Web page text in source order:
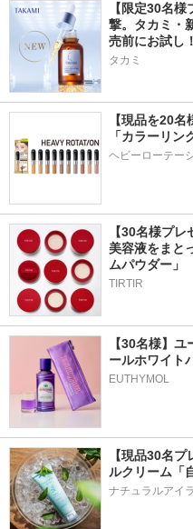
【限定30名
撃。タカミ・
売前にお試し！
タカミ
【現品を20
「カラーリン
ヘビーローテー
【30名様プ
美容液をまと
ムパウダー」
TIRTIR
【30名様】
ールホワイト
EUTHYMOL
【現品30名
ルクリーム「
ナチュラルアイ